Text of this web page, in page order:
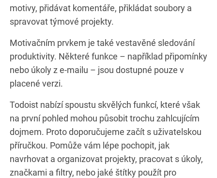
motivy, přidávat komentáře, přikládat soubory a
spravovat týmové projekty.
Motivačním prvkem je také vestavěné sledování
produktivity. Některé funkce – například připomínky
nebo úkoly z e-mailu – jsou dostupné pouze v
placené verzi.
Todoist nabízí spoustu skvělých funkcí, které však
na první pohled mohou působit trochu zahlcujícím
dojmem. Proto doporučujeme začít s uživatelskou
příručkou. Pomůže vám lépe pochopit, jak
navrhovat a organizovat projekty, pracovat s úkoly,
značkami a filtry, nebo jaké štítky použít pro